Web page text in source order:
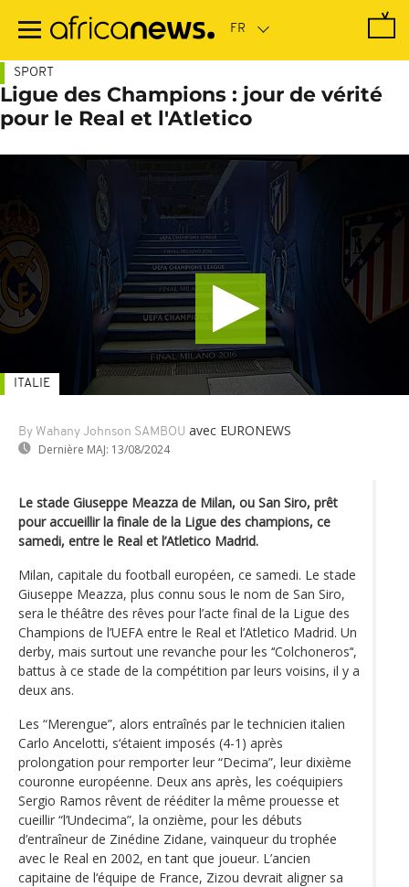
contenu
SPORT
Ligue des Champions : jour de vérité
pour le Real et l'Atletico
By Wahany Johnson SAMBOU avec EURONEWS
Dernière MAJ: 13/08/2024
ITALIE
Le stade Giuseppe Meazza de Milan, ou San Siro, prêt
pour accueillir la finale de la Ligue des champions, ce
samedi, entre le Real et l’Atletico Madrid.
Milan, capitale du football européen, ce samedi. Le stade
Giuseppe Meazza, plus connu sous le nom de San Siro,
sera le théâtre des rêves pour l’acte final de la Ligue des
Champions de l’UEFA entre le Real et l’Atletico Madrid. Un
derby, mais surtout une revanche pour les ‘‘Colchoneros’‘,
battus à ce stade de la compétition par leurs voisins, il y a
deux ans.
Les “Merengue”, alors entraînés par le technicien italien
Carlo Ancelotti, s‘étaient imposés (4-1) après
prolongation pour remporter leur “Decima”, leur dixième
couronne européenne. Deux ans après, les coéquipiers
Sergio Ramos rêvent de rééditer la même prouesse et
cueillir “l’Undecima”, la onzième, pour les débuts
d’entraîneur de Zinédine Zidane, vainqueur du trophée
avec le Real en 2002, en tant que joueur. L’ancien
capitaine de l‘équipe de France, Zizou devrait aligner sa